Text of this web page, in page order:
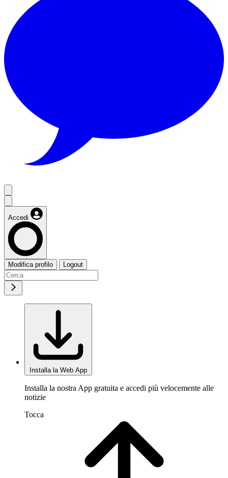
Accedi
Modifica profilo Logout
Installa la Web App
Installa la nostra App gratuita e accedi più velocemente alle
notizie
Tocca